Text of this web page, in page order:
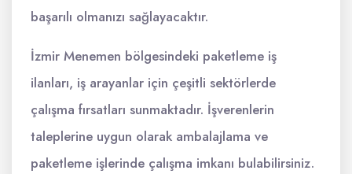
başarılı olmanızı sağlayacaktır.
İzmir Menemen bölgesindeki paketleme iş
ilanları, iş arayanlar için çeşitli sektörlerde
çalışma fırsatları sunmaktadır. İşverenlerin
taleplerine uygun olarak ambalajlama ve
paketleme işlerinde çalışma imkanı bulabilirsiniz.